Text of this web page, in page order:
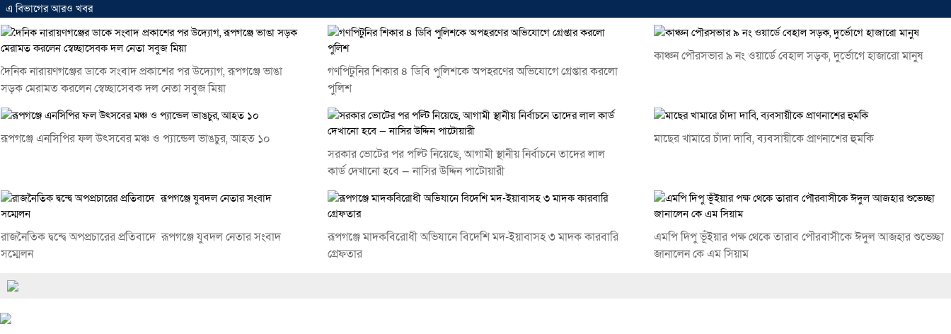
এ বিভাগের আরও খবর
দৈনিক নারায়ণগঞ্জের ডাকে সংবাদ প্রকাশের পর উদ্যোগ, রূপগঞ্জে ভাঙা
সড়ক মেরামত করলেন স্বেচ্ছাসেবক দল নেতা সবুজ মিয়া
গণপিটুনির শিকার ৪ ডিবি পুলিশকে অপহরণের অভিযোগে গ্রেপ্তার করলো
পুলিশ
কাঞ্চন পৌরসভার ৯ নং ওয়ার্ডে বেহাল সড়ক, দুর্ভোগে হাজারো মানুষ
রূপগঞ্জে এনসিপির ফল উৎসবের মঞ্চ ও প্যান্ডেল ভাঙচুর, আহত ১০
সরকার ভোটের পর পল্টি নিয়েছে, আগামী স্থানীয় নির্বাচনে তাদের লাল
কার্ড দেখানো হবে — নাসির উদ্দিন পাটোয়ারী
মাছের খামারে চাঁদা দাবি, ব্যবসায়ীকে প্রাণনাশের হুমকি
রাজনৈতিক দ্বন্দ্বে অপপ্রচারের প্রতিবাদে ‎রূপগঞ্জে যুবদল নেতার সংবাদ
সম্মেলন ‎
রূপগঞ্জে মাদকবিরোধী অভিযানে বিদেশি মদ-ইয়াবাসহ ৩ মাদক কারবারি
গ্রেফতার
এমপি দিপু ভূঁইয়ার পক্ষ থেকে তারাব পৌরবাসীকে ঈদুল আজহার শুভেচ্ছা
জানালেন কে এম সিয়াম